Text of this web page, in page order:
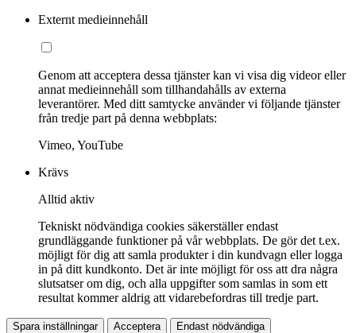
Externt medieinnehåll
Genom att acceptera dessa tjänster kan vi visa dig videor eller
annat medieinnehåll som tillhandahålls av externa
leverantörer. Med ditt samtycke använder vi följande tjänster
från tredje part på denna webbplats:
Vimeo, YouTube
Krävs
Alltid aktiv
Tekniskt nödvändiga cookies säkerställer endast
grundläggande funktioner på vår webbplats. De gör det t.ex.
möjligt för dig att samla produkter i din kundvagn eller logga
in på ditt kundkonto. Det är inte möjligt för oss att dra några
slutsatser om dig, och alla uppgifter som samlas in som ett
resultat kommer aldrig att vidarebefordras till tredje part.
Spara inställningar Acceptera Endast nödvändiga